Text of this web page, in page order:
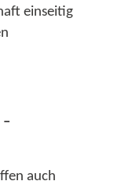
einseitig
auch